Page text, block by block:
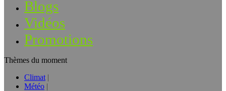
Blogs
Vidéos
Promotions
Thèmes du moment
Climat
Météo